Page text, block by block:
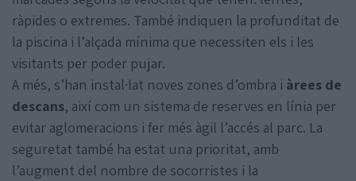
ràpides o extremes. També indiquen la profunditat de
la piscina i l’alçada mínima que necessiten els i les
visitants per poder pujar.
A més, s’han instal·lat noves zones d’ombra i àrees de
descans, així com un sistema de reserves en línia per
evitar aglomeracions i fer més àgil l’accés al parc. La
seguretat també ha estat una prioritat, amb
l’augment del nombre de socorristes i la